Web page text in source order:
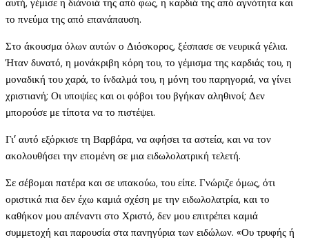
το πνεύμα της από επανάπαυση.
Στο άκουσμα όλων αυτών ο Διόσκορος, ξέσπασε σε νευρικά γέλια.
Ήταν δυνατό, η μονάκριβη κόρη του, το γέμισμα της καρδιάς του, η
μοναδική του χαρά, το ίνδαλμά του, η μόνη του παρηγοριά, να γίνει
χριστιανή; Οι υποψίες και οι φόβοι του βγήκαν αληθινοί; Δεν
μπορούσε με τίποτα να το πιστέψει.
Γι’ αυτό εξόρκισε τη Βαρβάρα, να αφήσει τα αστεία, και να τον
ακολουθήσει την επομένη σε μια ειδωλολατρική τελετή.
Σε σέβομαι πατέρα και σε υπακούω, του είπε. Γνώριζε όμως, ότι
οριστικά πια δεν έχω καμιά σχέση με την ειδωλολατρία, και το
καθήκον μου απέναντι στο Χριστό, δεν μου επιτρέπει καμιά
συμμετοχή και παρουσία στα πανηγύρια των ειδώλων. «Ου τρυφής ή